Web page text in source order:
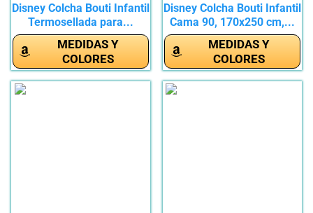
Disney Colcha Bouti Infantil
Termosellada para...
MEDIDAS Y
COLORES
Disney Colcha Bouti Infantil
Cama 90, 170x250 cm,...
MEDIDAS Y
COLORES